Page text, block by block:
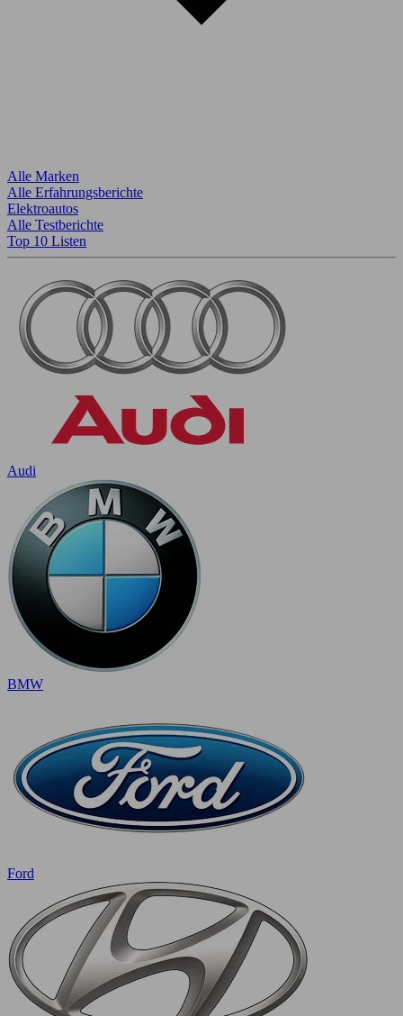
Alle Marken
Alle Erfahrungsberichte
Elektroautos
Alle Testberichte
Top 10 Listen
Audi
BMW
Ford